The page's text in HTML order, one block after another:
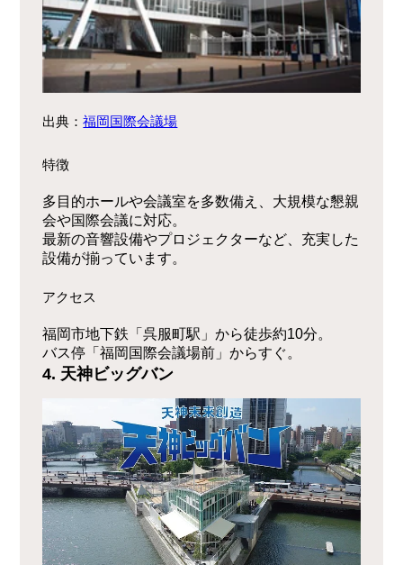
出典：福岡国際会議場
特徴
多目的ホールや会議室を多数備え、大規模な懇親
会や国際会議に対応。
最新の音響設備やプロジェクターなど、充実した
設備が揃っています。
アクセス
福岡市地下鉄「呉服町駅」から徒歩約10分。
バス停「福岡国際会議場前」からすぐ。
4. 天神ビッグバン